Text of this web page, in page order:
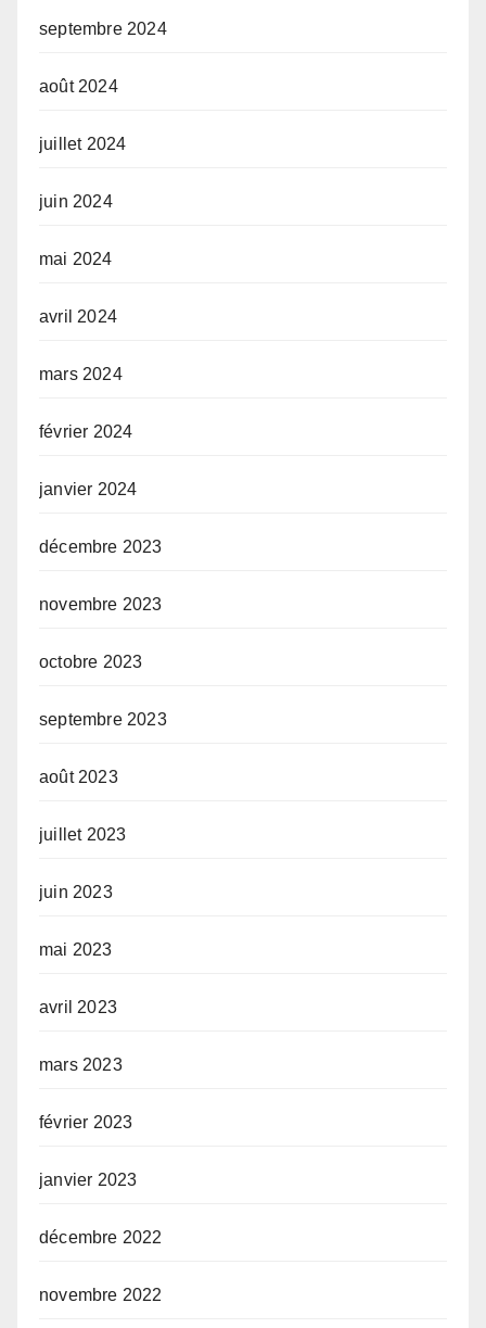
septembre 2024
août 2024
juillet 2024
juin 2024
mai 2024
avril 2024
mars 2024
février 2024
janvier 2024
décembre 2023
novembre 2023
octobre 2023
septembre 2023
août 2023
juillet 2023
juin 2023
mai 2023
avril 2023
mars 2023
février 2023
janvier 2023
décembre 2022
novembre 2022